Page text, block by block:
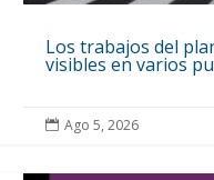
Los trabajos del
visibles en varios
 Ago 5, 2026